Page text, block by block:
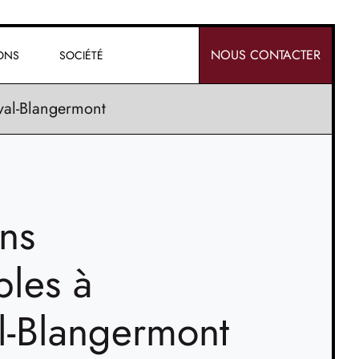
SOCIÉTÉ NOUS CONTACTER
Blangermont
à
Blangermont